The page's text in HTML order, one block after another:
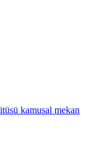
kamusal mekan